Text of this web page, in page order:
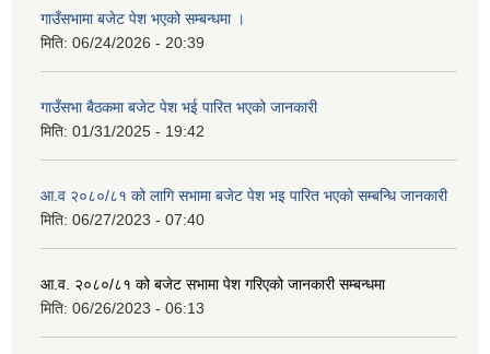
गाउँसभामा बजेट पेश भएको सम्बन्धमा ।
मिति: 06/24/2026 - 20:39
गाउँसभा बैठकमा बजेट पेश भई पारित भएको जानकारी
मिति: 01/31/2025 - 19:42
आ.व २०८०/८१ को लागि सभामा बजेट पेश भइ पारित भएको सम्बन्धि जानकारी
मिति: 06/27/2023 - 07:40
आ.व. २०८०/८१ को बजेट सभामा पेश गरिएको जानकारी सम्बन्धमा
मिति: 06/26/2023 - 06:13